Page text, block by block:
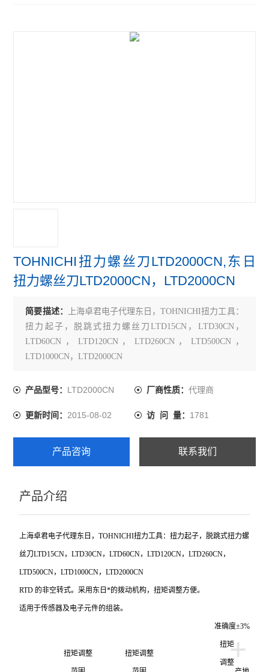
TOHNICHI扭力螺丝刀LTD2000CN,东日
扭力螺丝刀LTD2000CN，LTD2000CN
简要描述：
上海卓君电子代理东日，TOHNICHI扭力工具：
扭力起子，脱跳式扭力螺丝刀LTD15CN，LTD30CN，
LTD60CN，LTD120CN，LTD260CN，LTD500CN，
LTD1000CN，LTD2000CN
产品型号： LTD2000CN 厂商性质： 代理商
更新时间：2015-08-02 访 问 量： 1781
产品咨询 联系我们
产品介绍
上海卓君电子代理东日，TOHNICHI扭力工具：扭力起子，脱跳式扭力螺
丝刀LTD15CN，LTD30CN，LTD60CN，LTD120CN，LTD260CN，
LTD500CN，LTD1000CN，LTD2000CN
RTD 的非空转式。采用东日*的拨动机构，扭矩调整方便。
适用于传感器及电子元件的组装。
准确度±3%
+
扭矩调整 扭矩调整
扭矩
调整